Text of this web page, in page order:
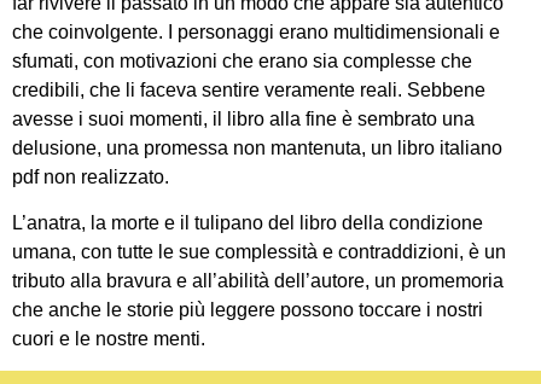
che coinvolgente. I personaggi erano multidimensionali e
sfumati, con motivazioni che erano sia complesse che
credibili, che li faceva sentire veramente reali. Sebbene
avesse i suoi momenti, il libro alla fine è sembrato una
delusione, una promessa non mantenuta, un libro italiano
pdf non realizzato.
L’anatra, la morte e il tulipano del libro della condizione
umana, con tutte le sue complessità e contraddizioni, è un
tributo alla bravura e all’abilità dell’autore, un promemoria
che anche le storie più leggere possono toccare i nostri
cuori e le nostre menti.